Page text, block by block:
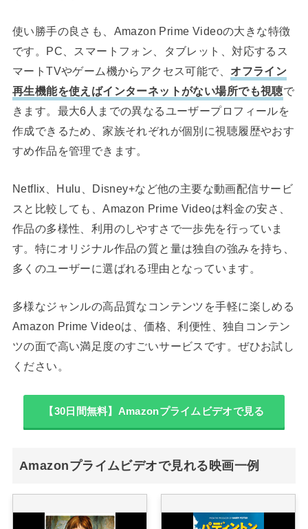
使い勝手の良さも、Amazon Prime Videoの大きな特徴
です。PC、スマートフォン、タブレット、対応するス
マートTVやゲーム機からアクセス可能で、 オフライン
再生機能を使えばインターネットがない場所でも視聴で
きます。最大6人までの異なるユーザープロフィールを
作成できるため、家族それぞれが個別に視聴履歴やおす
すめ作品を管理できます。
Netflix、Hulu、Disney+など他の主要な動画配信サービ
スと比較しても、Amazon Prime Videoは料金の安さ、
作品の多様性、利用のしやすさで一歩先を行っていま
す。特にオリジナル作品の質と量は独自の強みを持ち、
多くのユーザーに選ばれる理由となっています。
多様なジャンルの高品質なコンテンツを手軽に楽しめる
Amazon Prime Videoは、価格、利便性、独自コンテン
ツの面で高い満足度のすごいサービスです。ぜひお試し
ください。
【30日間無料】Amazonプライムビデオで見る
Amazonプライムビデオで見れる映画一例